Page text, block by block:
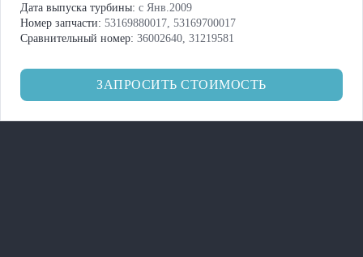
Дата выпуска турбины: с Янв.2009
Номер запчасти: 53169880017, 53169700017
Сравнительный номер: 36002640, 31219581
ЗАПРОСИТЬ СТОИМОСТЬ